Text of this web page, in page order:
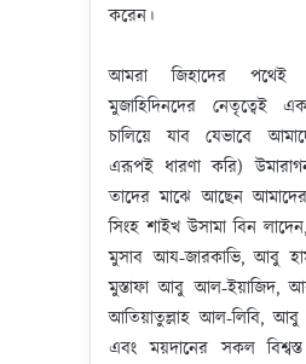
করেন।
আমরা জিহাদের পথেই
মুজাহিদিনদের নেতৃত্বেই
চালিয়ে যাব যেভাবে
এরূপই ধারণা করি)
তাদের মাঝে আছেন
সিংহ শাইখ উসামা বিন
মুসাব আয-জারকাভি, আবু
মুস্তাফা আবু আল-ইয়াজিদ,
আতিয়াতুল্লাহ আল-লিবি, আবু
এবং ময়দানের সকল